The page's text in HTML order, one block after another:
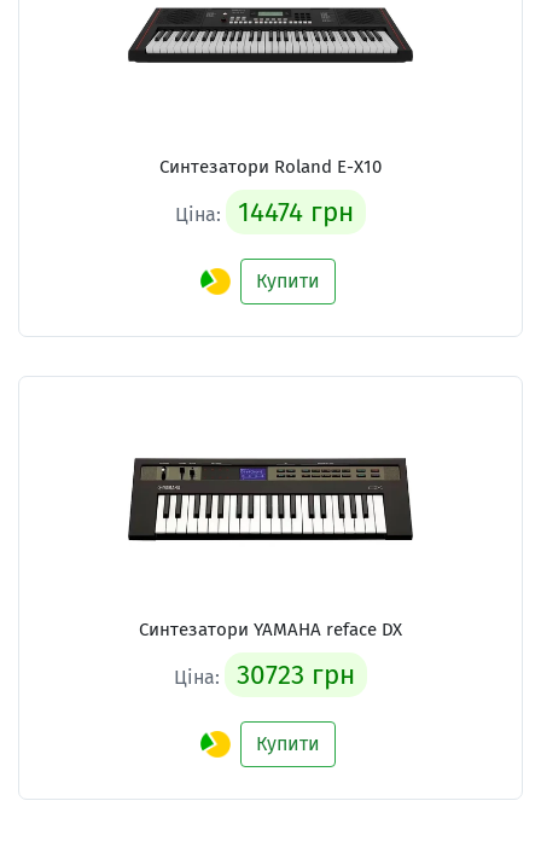
Синтезатори Roland E-X10
Ціна: 14474 грн
Купити
Синтезатори YAMAHA reface DX
Ціна: 30723 грн
Купити